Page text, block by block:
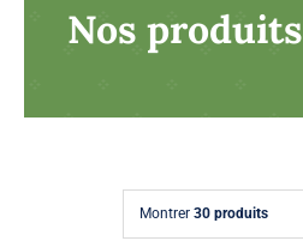
MétiersNos produits
Montrer 30 produits